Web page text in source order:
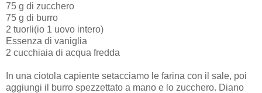
75 g di zucchero
75 g di burro
2 tuorli(io 1 uovo intero)
Essenza di vaniglia
2 cucchiaia di acqua fredda
In una ciotola capiente setacciamo le farina con il sale, poi
aggiungi il burro spezzettato a mano e lo zucchero. Diano